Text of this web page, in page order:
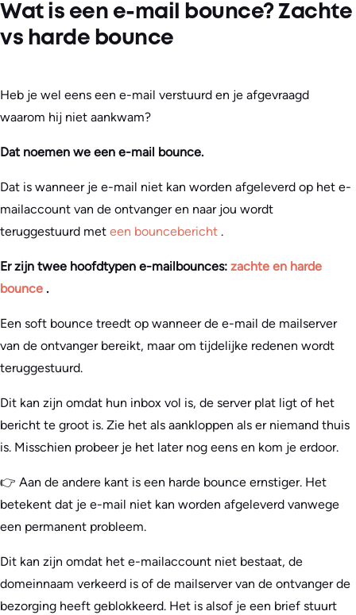
Wat is een e-mail bounce? Zachte
vs harde bounce
Heb je wel eens een e-mail verstuurd en je afgevraagd
waarom hij niet aankwam?
Dat noemen we een e-mail bounce.
Dat is wanneer je e-mail niet kan worden afgeleverd op het e-
mailaccount van de ontvanger en naar jou wordt
teruggestuurd met een bouncebericht .
Er zijn twee hoofdtypen e-mailbounces: zachte en harde
bounce .
Een soft bounce treedt op wanneer de e-mail de mailserver
van de ontvanger bereikt, maar om tijdelijke redenen wordt
teruggestuurd.
Dit kan zijn omdat hun inbox vol is, de server plat ligt of het
bericht te groot is. Zie het als aankloppen als er niemand thuis
is. Misschien probeer je het later nog eens en kom je erdoor.
👉 Aan de andere kant is een harde bounce ernstiger. Het
betekent dat je e-mail niet kan worden afgeleverd vanwege
een permanent probleem.
Dit kan zijn omdat het e-mailaccount niet bestaat, de
domeinnaam verkeerd is of de mailserver van de ontvanger de
bezorging heeft geblokkeerd. Het is alsof je een brief stuurt